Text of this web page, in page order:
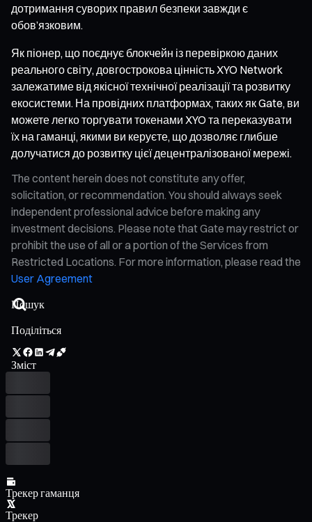
дотримання суворих правил безпеки завжди є
обов’язковим.
Як піонер, що поєднує блокчейн із перевіркою даних
реального світу, довгострокова цінність XYO Network
залежатиме від якісної технічної реалізації та розвитку
екосистеми. На провідних платформах, таких як Gate, ви
можете легко торгувати токенами XYO та переказувати
їх на гаманці, якими ви керуєте, що дозволяє глибше
долучатися до розвитку цієї децентралізованої мережі.
The content herein does not constitute any offer,
solicitation, or recommendation. You should always seek
independent professional advice before making any
investment decisions. Please note that Gate may restrict or
prohibit the use of all or a portion of the Services from
Restricted Locations. For more information, please read the
User Agreement
Поділіться
Зміст
Трекер гаманця
Трекер